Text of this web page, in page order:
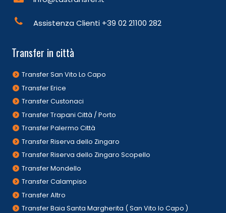
Assistenza Clienti +39 02 21100 282
Transfer in città
Transfer San Vito Lo Capo
Transfer Erice
Transfer Custonaci
Transfer Trapani Città / Porto
Transfer Palermo Città
Transfer Riserva dello Zingaro
Transfer Riserva dello Zingaro Scopello
Transfer Mondello
Transfer Calampiso
Transfer Altro
Transfer Baia Santa Margherita ( San Vito lo Capo )